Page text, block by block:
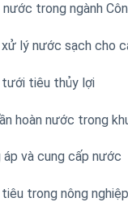
trong ngành
lý nước sạch cho
tiêu thủy lợi
hoàn nước trong
và cung cấp nước
trong nông